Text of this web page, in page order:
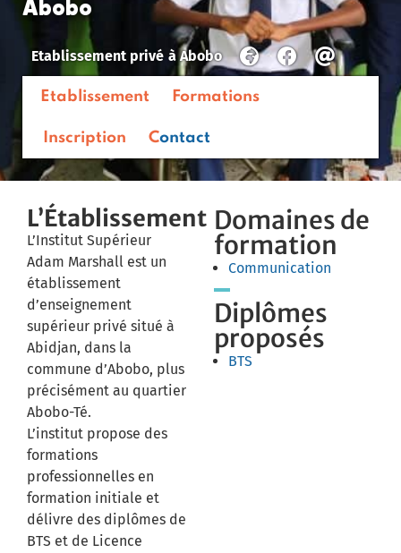
Abobo
Etablissement privé à Abobo
Etablissement Formations
Inscription Contact
L’Établissement
L’Institut Supérieur
Adam Marshall est un
établissement
d’enseignement
supérieur privé situé à
Abidjan, dans la
commune d’Abobo, plus
précisément au quartier
Abobo-Té.
L’institut propose des
formations
professionnelles en
formation initiale et
délivre des diplômes de
BTS et de Licence
Domaines de
formation
Communication
Diplômes
proposés
BTS